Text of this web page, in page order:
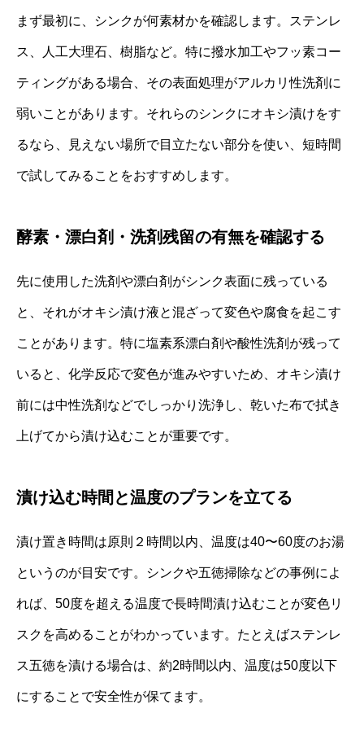
まず最初に、シンクが何素材かを確認します。ステンレ
ス、人工大理石、樹脂など。特に撥水加工やフッ素コー
ティングがある場合、その表面処理がアルカリ性洗剤に
弱いことがあります。それらのシンクにオキシ漬けをす
るなら、見えない場所で目立たない部分を使い、短時間
で試してみることをおすすめします。
酵素・漂白剤・洗剤残留の有無を確認する
先に使用した洗剤や漂白剤がシンク表面に残っている
と、それがオキシ漬け液と混ざって変色や腐食を起こす
ことがあります。特に塩素系漂白剤や酸性洗剤が残って
いると、化学反応で変色が進みやすいため、オキシ漬け
前には中性洗剤などでしっかり洗浄し、乾いた布で拭き
上げてから漬け込むことが重要です。
漬け込む時間と温度のプランを立てる
漬け置き時間は原則２時間以内、温度は40〜60度のお湯
というのが目安です。シンクや五徳掃除などの事例によ
れば、50度を超える温度で長時間漬け込むことが変色リ
スクを高めることがわかっています。たとえばステンレ
ス五徳を漬ける場合は、約2時間以内、温度は50度以下
にすることで安全性が保てます。